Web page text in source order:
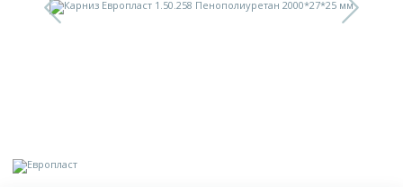
Доставка